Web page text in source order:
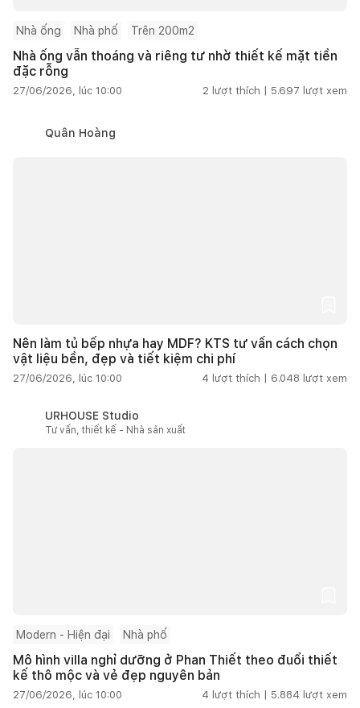
Nhà ống Nhà phố Trên 200m2
Nhà ống vẫn thoáng và riêng tư nhờ thiết kế mặt tiền
đặc rỗng
27/06/2026, lúc 10:00 2 lượt thích | 5.697 lượt xem
Quân Hoàng
Nên làm tủ bếp nhựa hay MDF? KTS tư vấn cách chọn
vật liệu bền, đẹp và tiết kiệm chi phí
27/06/2026, lúc 10:00 4 lượt thích | 6.048 lượt xem
URHOUSE Studio
Tư vấn, thiết kế - Nhà sản xuất
Modern - Hiện đại Nhà phố
Mô hình villa nghỉ dưỡng ở Phan Thiết theo đuổi thiết
kế thô mộc và vẻ đẹp nguyên bản
27/06/2026, lúc 10:00 4 lượt thích | 5.884 lượt xem